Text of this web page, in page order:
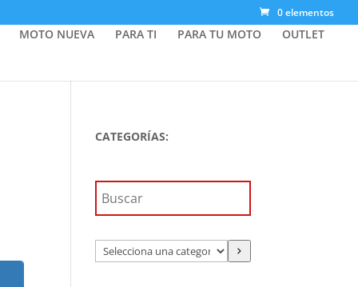
0 elementos
MOTO NUEVA PARA TI PARA TU MOTO OUTLET
CATEGORÍAS:
Selecciona
una